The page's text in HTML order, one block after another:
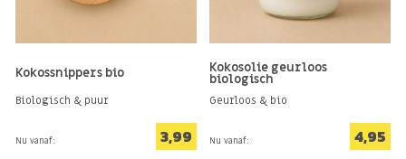
Kokossnippers bio
Biologisch & puur
Nu vanaf: 3,99
Kokosolie geurloos
biologisch
Geurloos & bio
Nu vanaf: 4,95